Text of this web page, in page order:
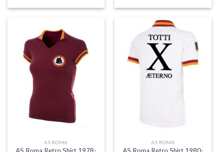
AS ROMA
AS Roma Retro Shirt 1978-
AS ROMA
AS Roma Retro Shirt 1980-